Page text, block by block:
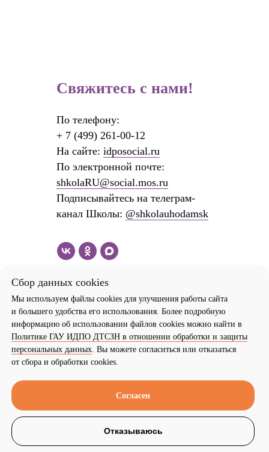
Сбор данных cookies
Мы используем файлы cookies для улучшения работы сайта
и большего удобства его использования. Более подробную
информацию об использовании файлов cookies можно найти в
Политике ГАУ ИДПО ДТСЗН в отношении обработки и защиты
персональных данных. Вы можете согласиться или отказаться
от сбора и обработки cookies.
Согласен
Отказываюсь
Свяжитесь с нами!
По телефону:
+ 7 (499) 261-00-12
На сайте: idposocial.ru
По электронной почте:
shkolaRU@social.mos.ru
Подписывайтесь на телеграм-
канал Школы: @shkolauhodamsk